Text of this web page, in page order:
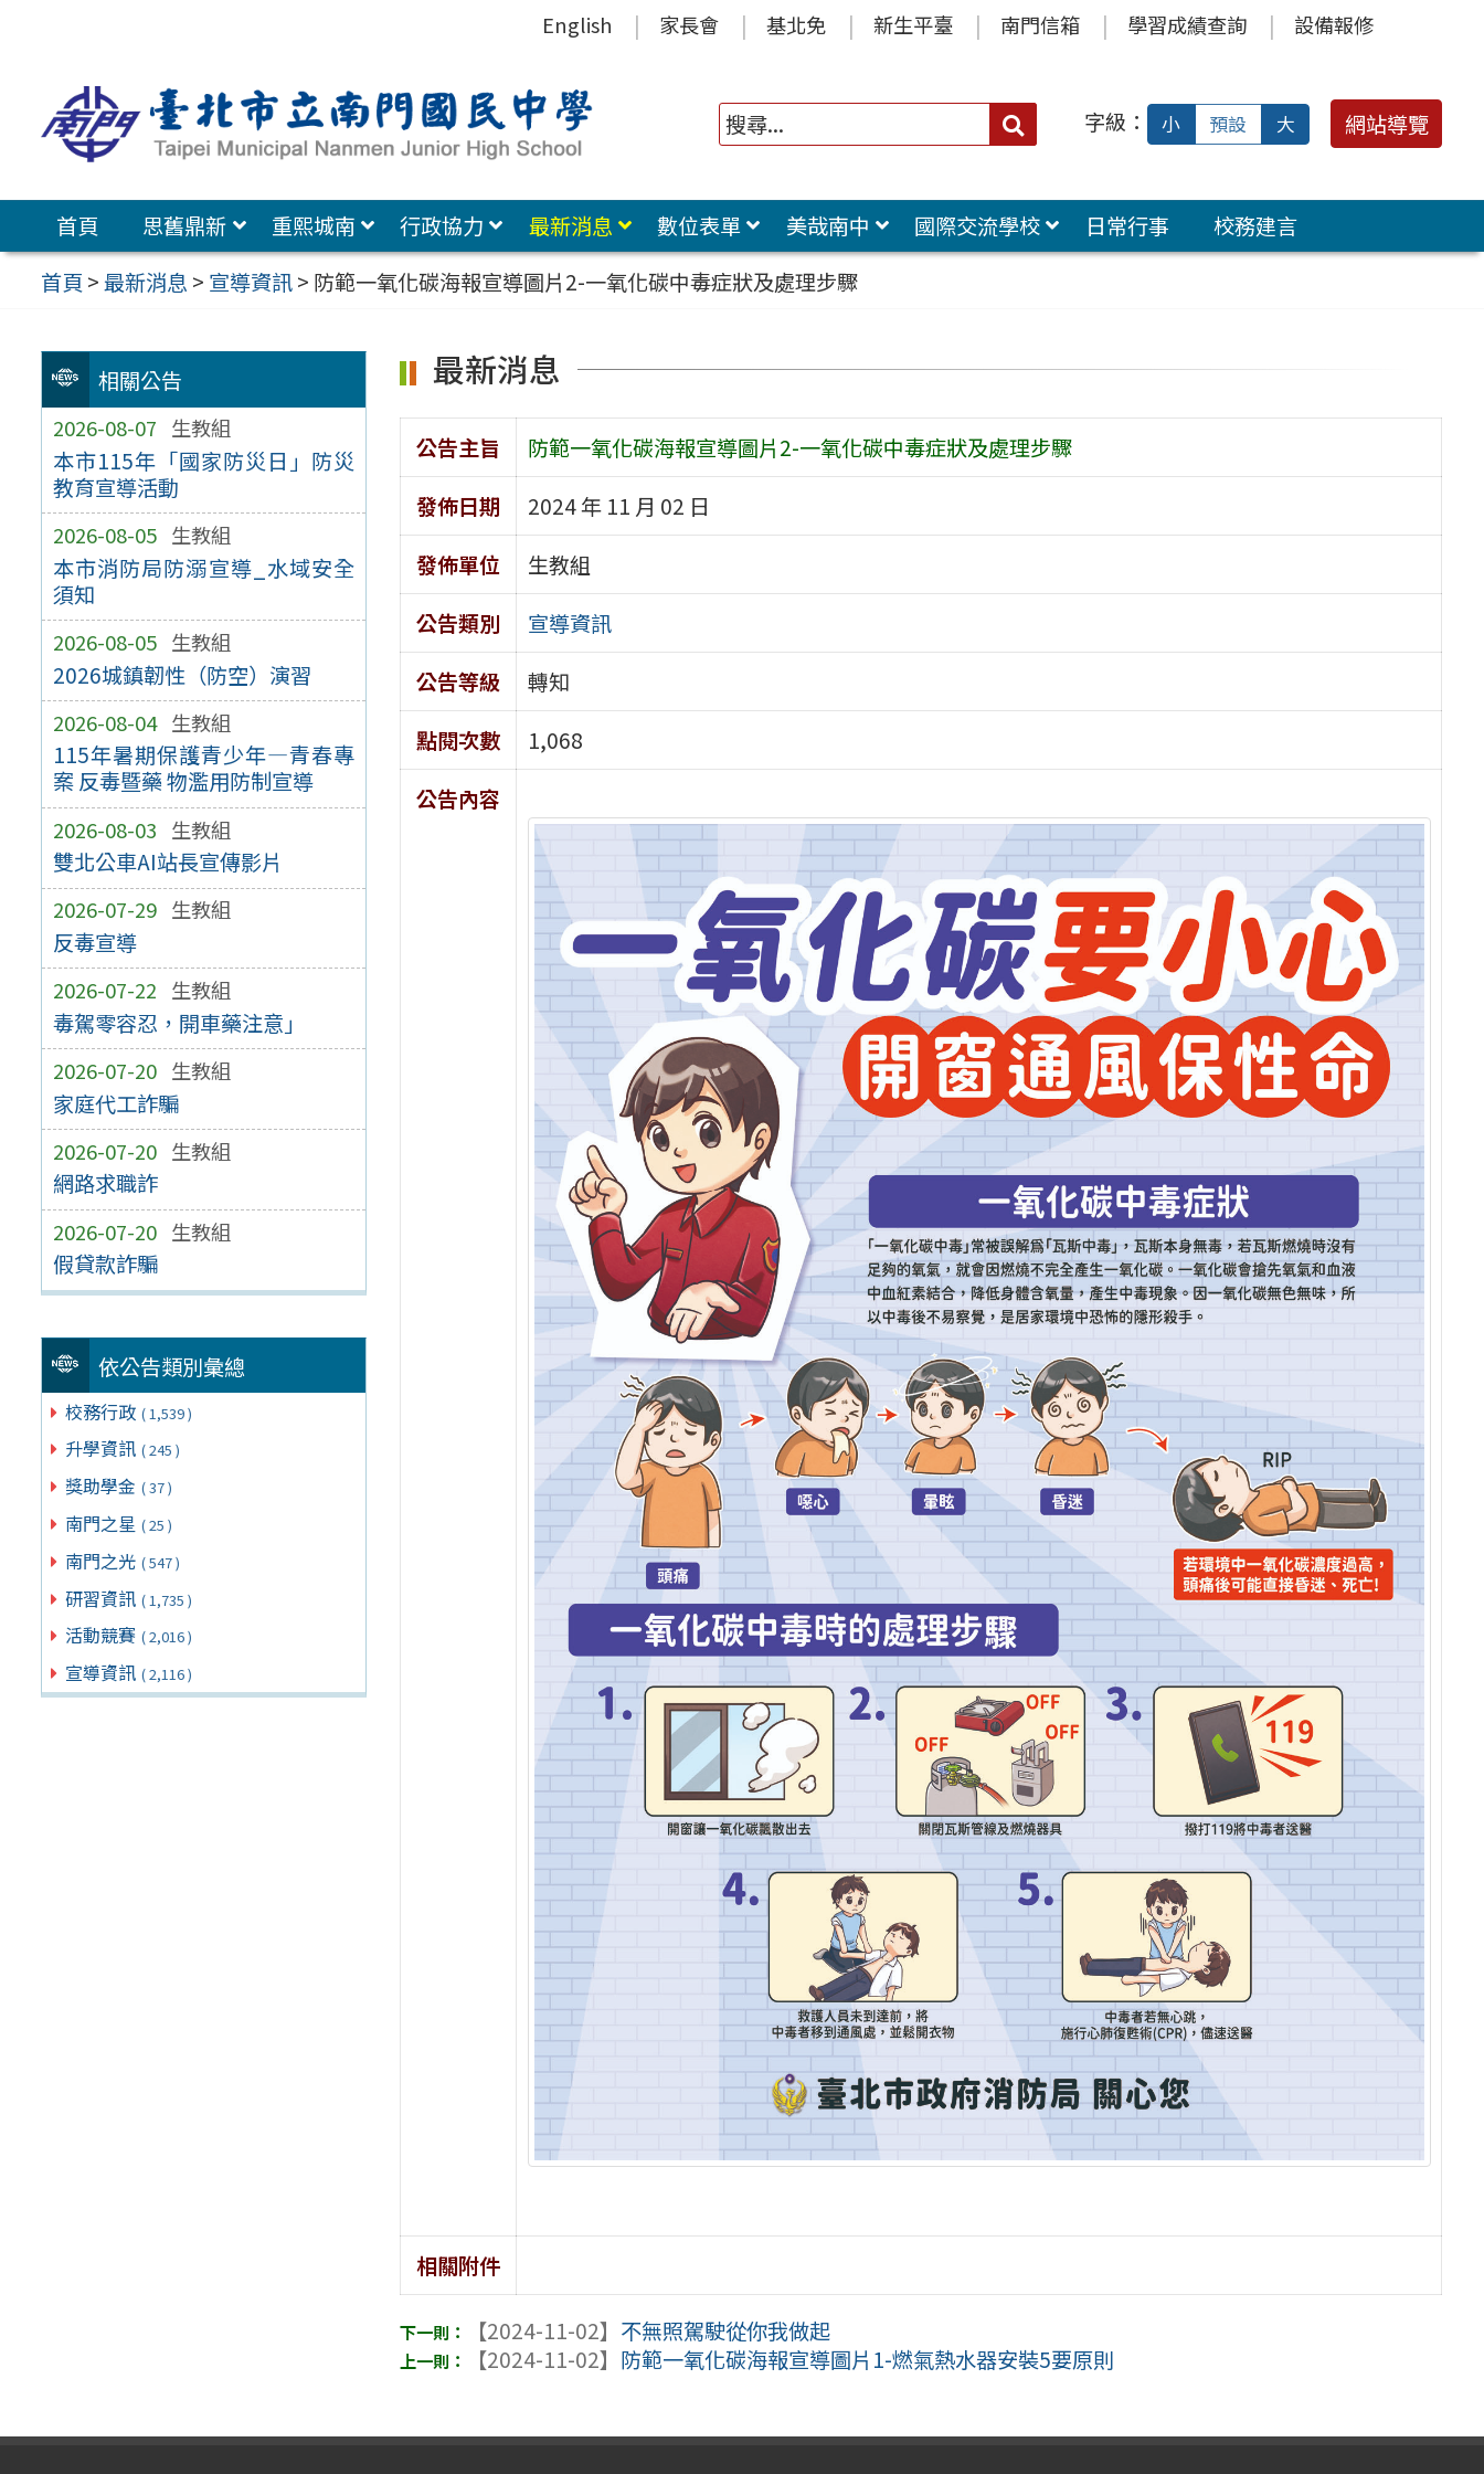
容
區
English 家長會 基北免 新生平臺 南門信箱 學習成績查詢 設備報修
搜
字級： 小 預設 大 網站導覽
首頁 思舊鼎新 重熙城南 行政協力 最新消息 數位表單 美哉南中 國際交流學校 日常行事
校務建言
首頁 >最新消息 > 宣導資訊> 防範一氧化碳海報宣導圖片2-一氧化碳中毒症狀及處理步驟
相關公告
2026-08-07 生教組
本市115年「國家防災日」防災
教育宣導活動
2026-08-05 生教組
本市消防局防溺宣導_水域安全
須知
2026-08-05 生教組
2026城鎮韌性（防空）演習
2026-08-04 生教組
115年暑期保護青少年—青春專
案 反毒暨藥 物濫用防制宣導
2026-08-03 生教組
雙北公車AI站長宣傳影片
2026-07-29 生教組
反毒宣導
2026-07-22 生教組
毒駕零容忍，開車藥注意」
2026-07-20 生教組
家庭代工詐騙
2026-07-20 生教組
網路求職詐
2026-07-20 生教組
假貸款詐騙
依公告類別彙總
校務行政 ( 1,539 )
升學資訊 ( 245 )
獎助學金 ( 37 )
南門之星 ( 25 )
南門之光 ( 547 )
研習資訊 ( 1,735 )
活動競賽 ( 2,016 )
宣導資訊 ( 2,116 )
最新消息
公告主旨
防範一氧化碳海報宣導圖片2-一氧化碳中毒症狀及處理步驟
發佈日期
2024 年 11 月 02 日
發佈單位
生教組
公告類別
宣導資訊
公告等級
轉知
點閱次數
1,068
公告內容
相關附件
【2024-11-02】 不無照駕駛從你我做起
【2024-11-02】 防範一氧化碳海報宣導圖片1-燃氣熱水器安裝5要原則